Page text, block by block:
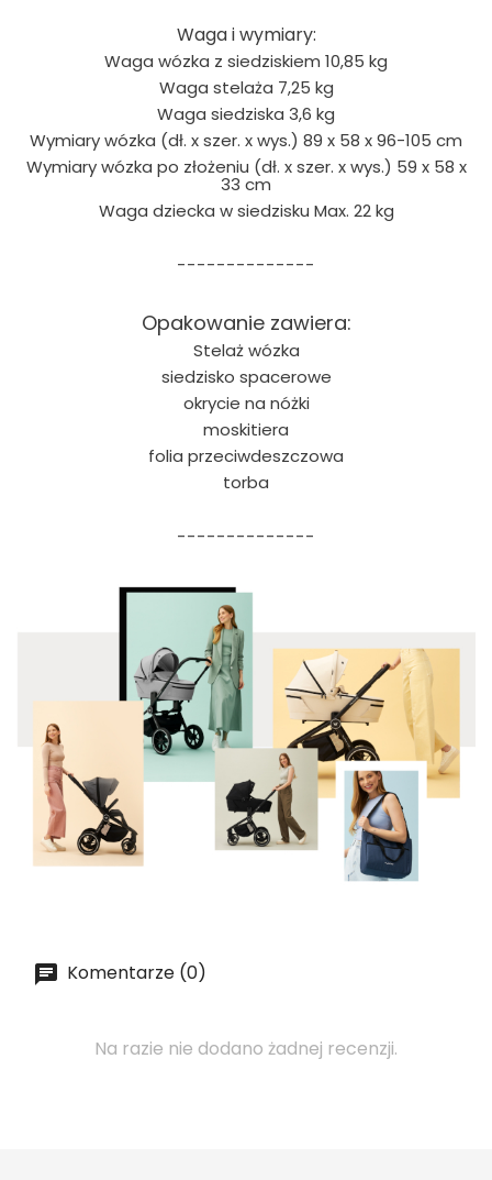
Waga i wymiary:
Waga wózka z siedziskiem 10,85 kg
Waga stelaża 7,25 kg
Waga siedziska 3,6 kg
Wymiary wózka (dł. x szer. x wys.) 89 x 58 x 96-105 cm
Wymiary wózka po złożeniu (dł. x szer. x wys.) 59 x 58 x
33 cm
Waga dziecka w siedzisku Max. 22 kg
--------------
Opakowanie zawiera:
Stelaż wózka
siedzisko spacerowe
okrycie na nóżki
moskitiera
folia przeciwdeszczowa
torba
--------------
Komentarze (0)
Na razie nie dodano żadnej recenzji.